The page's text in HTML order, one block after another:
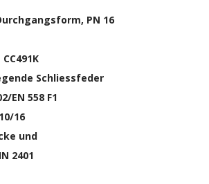
PN 16
Schliessfeder
EN 558 F1
16
und
2401